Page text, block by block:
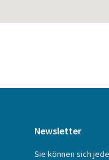
Newsletter
Sie können sich